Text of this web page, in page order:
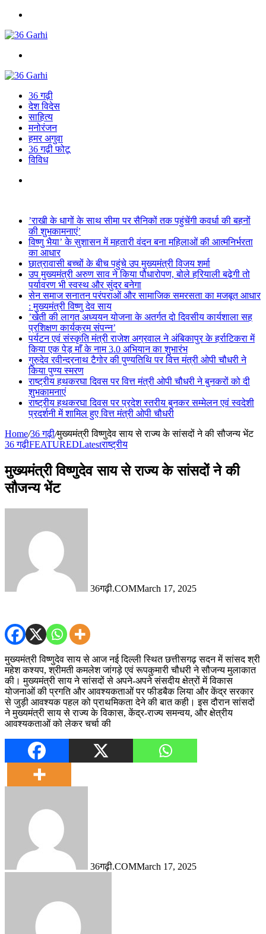
36 गढ़ी
देश विदेस
साहित्य
मनोरंजन
हमर अगुवा
36 गढ़ी फोटू
विविध
’राखी के धागों के साथ सीमा पर सैनिकों तक पहुंचेंगी कवर्धा की बहनों
की शुभकामनाएं’
विष्णु भैया’ के सुशासन में महतारी वंदन बना महिलाओं की आत्मनिर्भरता
का आधार
छात्रावासी बच्चों के बीच पहुंचे उप मुख्यमंत्री विजय शर्मा
उप मुख्यमंत्री अरुण साव ने किया पौधारोपण, बोले हरियाली बढ़ेगी तो
पर्यावरण भी स्वस्थ और सुंदर बनेगा
सेन समाज सनातन परंपराओं और सामाजिक समरसता का मजबूत आधार
: मुख्यमंत्री विष्णु देव साय
’खेती की लागत अध्ययन योजना के अतर्गत दो दिवसीय कार्यशाला सह
प्रशिक्षण कार्यक्रम संपन्न’
पर्यटन एवं संस्कृति मंत्री राजेश अग्रवाल ने अंबिकापुर के हर्राटिकरा में
किया एक पेड़ माँ के नाम 3.0 अभियान का शुभारंभ
गुरुदेव रवीन्द्रनाथ टैगोर की पुण्यतिथि पर वित्त मंत्री ओपी चौधरी ने
किया पुण्य स्मरण
राष्ट्रीय हथकरघा दिवस पर वित्त मंत्री ओपी चौधरी ने बुनकरों को दी
शुभकामनाएं
राष्ट्रीय हथकरघा दिवस पर प्रदेश स्तरीय बुनकर सम्मेलन एवं स्वदेशी
प्रदर्शनी में शामिल हुए वित्त मंत्री ओपी चौधरी
Home/36 गढ़ी/मुख्यमंत्री विष्णुदेव साय से राज्य के सांसदों ने की सौजन्य भेंट
36 गढ़ीFEATUREDLatestराष्ट्रीय
मुख्यमंत्री विष्णुदेव साय से राज्य के सांसदों ने की
सौजन्य भेंट
36गढ़ी.COMMarch 17, 2025
मुख्यमंत्री विष्णुदेव साय से आज नई दिल्ली स्थित छत्तीसगढ़ सदन में सांसद श्री
महेश कश्यप, श्रीमती कमलेश जांगड़े एवं रूपकुमारी चौधरी ने सौजन्य मुलाकात
की। मुख्यमंत्री साय ने सांसदों से अपने-अपने संसदीय क्षेत्रों में विकास
योजनाओं की प्रगति और आवश्यकताओं पर फीडबैक लिया और केंद्र सरकार
से जुड़ी आवश्यक पहल को प्राथमिकता देने की बात कही। इस दौरान सांसदों
ने मुख्यमंत्री साय से राज्य के विकास, केंद्र-राज्य समन्वय, और क्षेत्रीय
आवश्यकताओं को लेकर चर्चा की
36गढ़ी.COMMarch 17, 2025